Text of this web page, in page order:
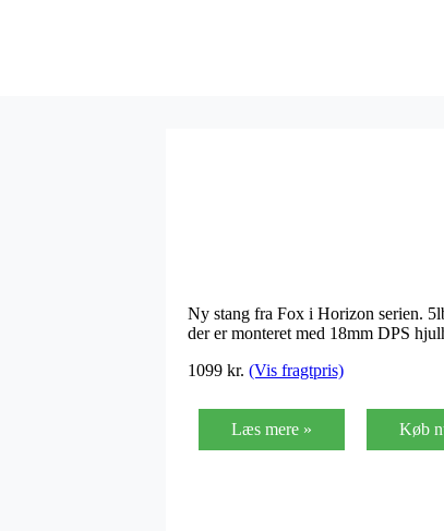
Ny stang fra Fox i Horizon serien.
der er monteret med 18mm DPS
1099 kr. (Vis fragtpris)
Læs mere » Køb